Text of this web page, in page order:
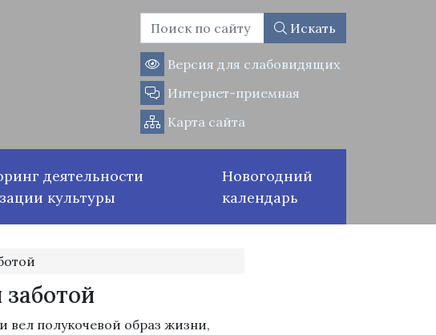
Искать
Версия для слабовидящих
Интернет-приемная
Карта сайта
деятельности
культуры
Новогодний
календарь
вел полукочевой образ жизни,